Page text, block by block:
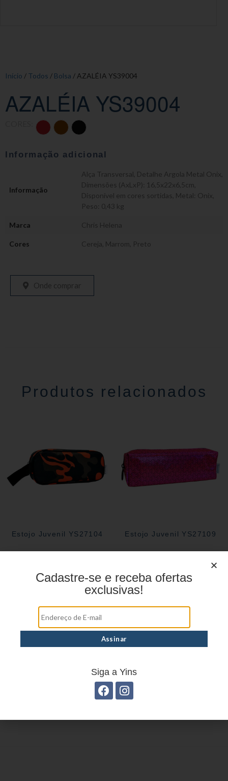
Início / Todos / Bolsa / AZALÉIA YS39004
AZALÉIA YS39004
Informação adicional
Informação
Alça Transversal Detalhe Argola Metal Onix
Dimensões (AxLxP): 16,5x22x6,5cm
Disponível em cores sortidas Metal: Onix
Peso: 0,43 kg
Marca Chris Helena
Cores Cereja Marrom Preto
Onde comprar
Produtos relacionados
Estojo Juvenil YS27104 Estojo Juvenil YS27109
Estojo Juvenil YS27112
Estojo Juvenil YS27101
Cadastre-se e receba ofertas
exclusivas!
Siga a Yins